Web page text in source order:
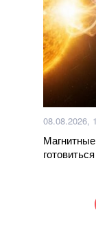
08.08.2026,